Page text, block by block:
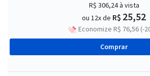
R$ 306,24à vista
ou 12x de R$ 25,52
Economize R$ 76,56 (-
Comprar